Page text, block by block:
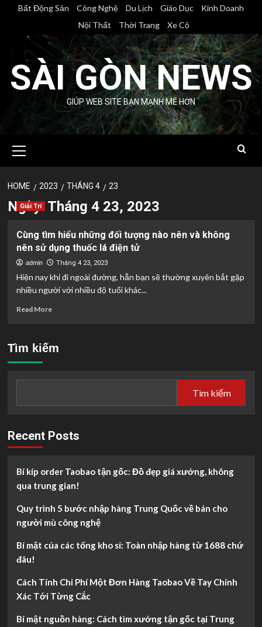
content
Bất Động Sản Công Nghệ Du Lịch Giáo Dục
Kinh Doanh
Nội Thất
Thời Trang Xe Cộ
SÀI GÒN NEWS
GIÚP WEB SITE BẠN MẠNH MẼ HƠN
Menu
HOME 2023 THÁNG 4 23
Ngày:Tháng 4 23, 2023
Giải Trí
Cùng tìm hiểu những đối tượng nào nên và không
nên sử dụng thuốc lá điện tử
admin Tháng 4 23, 2023
Hiện nay khi đi ngoài đường, hẵn bạn sẽ thường xuyên bắt gặp
nhiều người với nhiều độ tuổi khác...
Read MoreRead
tìm
nào
và
không
dụng
thuốc
điện
tử
Tìm kiếm
Tìm kiếm
Recent Posts
Bí kíp order Taobao tận gốc: Đồ đẹp giá xưởng, không
qua trung gian!
Quy trình 5 bước nhập hàng Trung Quốc về bán cho
người mù công nghệ
Bí mật của các tổng kho sỉ: Toàn nhập hàng từ 1688 chứ
đâu!
Cách Tính Chi Phí Một Đơn Hàng Taobao Về Tay Chính
Xác Tới Từng Cắc
Bí mật nguồn hàng: Cách tìm xưởng tận gốc tại Trung